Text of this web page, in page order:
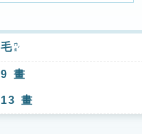
毛ㄇㄠˊ
9 畫
13 畫